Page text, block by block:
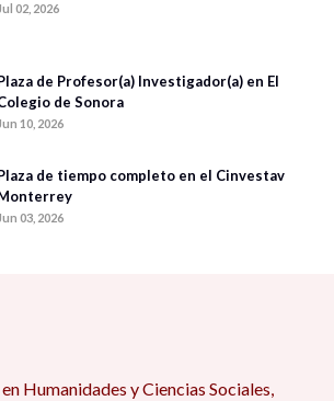
Jul 02, 2026
de Profesor(a) Investigador(a) en El
de Sonora
Jun 10, 2026
de tiempo completo en el Cinvestav
Jun 03, 2026
Humanidades y Ciencias Sociales,